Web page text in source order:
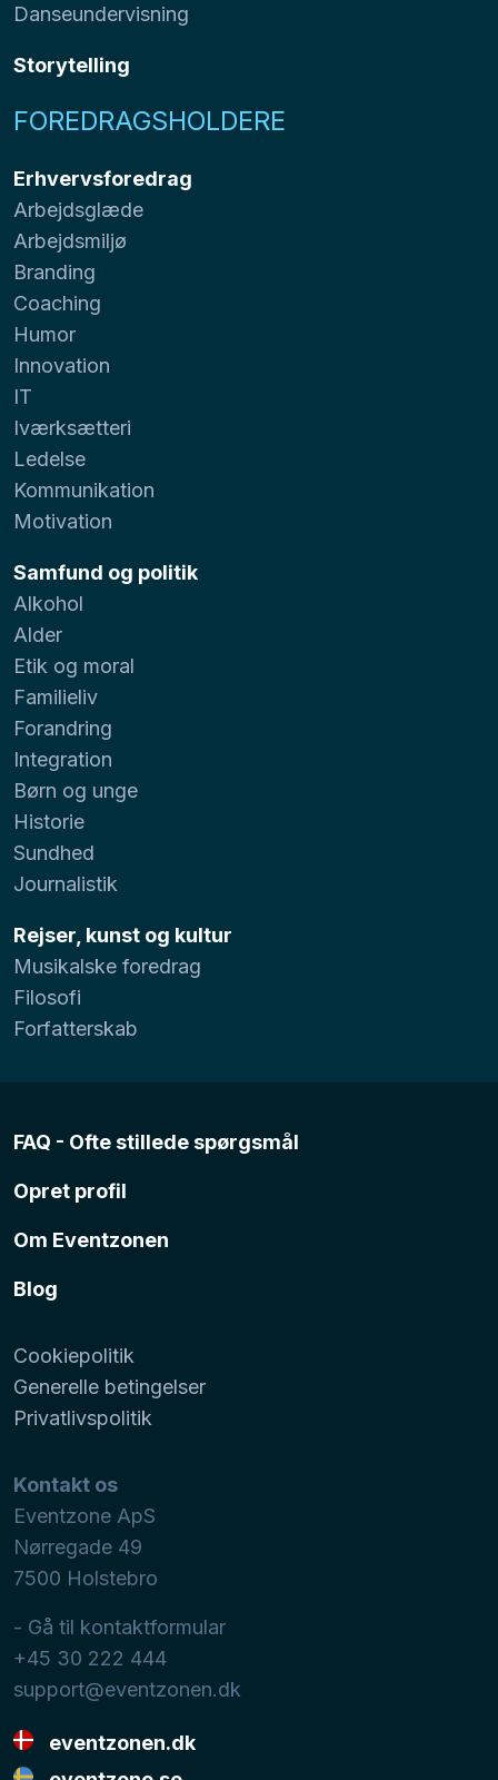
Danseundervisning
Storytelling
FOREDRAGSHOLDERE
Erhvervsforedrag
Arbejdsglæde
Arbejdsmiljø
Branding
Coaching
Humor
Innovation
IT
Iværksætteri
Ledelse
Kommunikation
Motivation
Samfund og politik
Alkohol
Alder
Etik og moral
Familieliv
Forandring
Integration
Børn og unge
Historie
Sundhed
Journalistik
Rejser, kunst og kultur
Musikalske foredrag
Filosofi
Forfatterskab
FAQ - Ofte stillede spørgsmål
Opret profil
Om Eventzonen
Blog
Cookiepolitik
Generelle betingelser
Privatlivspolitik
Kontakt os
Eventzone ApS
Nørregade 49
7500 Holstebro
- Gå til kontaktformular
+45 30 222 444
support@eventzonen.dk
eventzonen.dk